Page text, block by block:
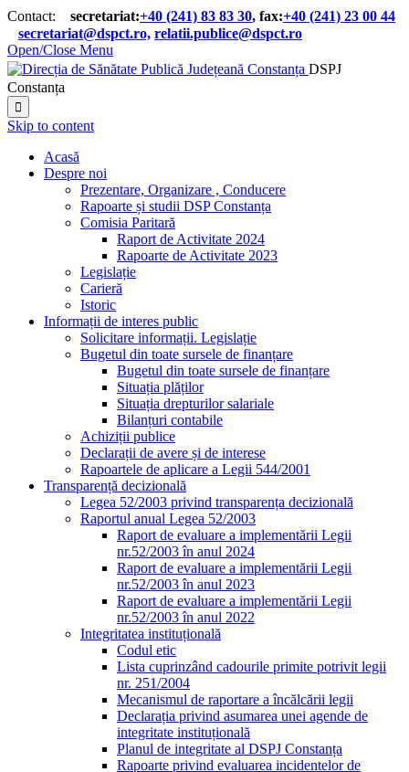
Contact: secretariat:+40 (241) 83 83 30, fax:+40 (241) 23 00 44
secretariat@dspct.ro, relatii.publice@dspct.ro
Open/Close Menu
DSPJ
Constanța

Skip to content
Acasă
Despre noi
Prezentare, Organizare , Conducere
Rapoarte și studii DSP Constanța
Comisia Paritară
Raport de Activitate 2024
Rapoarte de Activitate 2023
Legislație
Carieră
Istoric
Informații de interes public
Solicitare informații. Legislație
Bugetul din toate sursele de finanțare
Bugetul din toate sursele de finanțare
Situația plăților
Situația drepturilor salariale
Bilanțuri contabile
Achiziții publice
Declarații de avere și de interese
Rapoartele de aplicare a Legii 544/2001
Transparență decizională
Legea 52/2003 privind transparența decizională
Raportul anual Legea 52/2003
Raport de evaluare a implementării Legii
nr.52/2003 în anul 2024
Raport de evaluare a implementării Legii
nr.52/2003 în anul 2023
Raport de evaluare a implementării Legii
nr.52/2003 în anul 2022
Integritatea instituțională
Codul etic
Lista cuprinzând cadourile primite potrivit legii
nr. 251/2004
Mecanismul de raportare a încălcării legii
Declarația privind asumarea unei agende de
integritate instituțională
Planul de integritate al DSPJ Constanța
Rapoarte privind evaluarea incidentelor de